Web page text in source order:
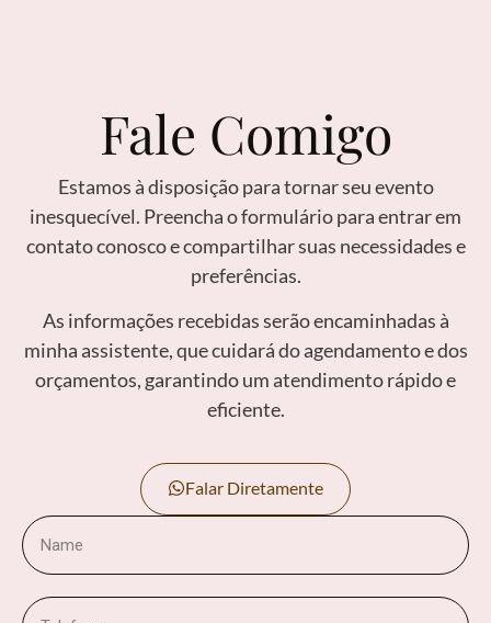
Fale Comigo
Estamos à disposição para tornar seu evento
inesquecível. Preencha o formulário para entrar em
contato conosco e compartilhar suas necessidades e
preferências.
As informações recebidas serão encaminhadas à
minha assistente, que cuidará do agendamento e dos
orçamentos, garantindo um atendimento rápido e
eficiente.
Falar Diretamente